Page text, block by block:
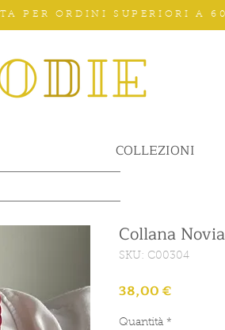
PER ORDINI SUPERIORI A
COLLEZIONI
Collana Novia
SKU: C00304
38,00 €Prezzo
Quantità *